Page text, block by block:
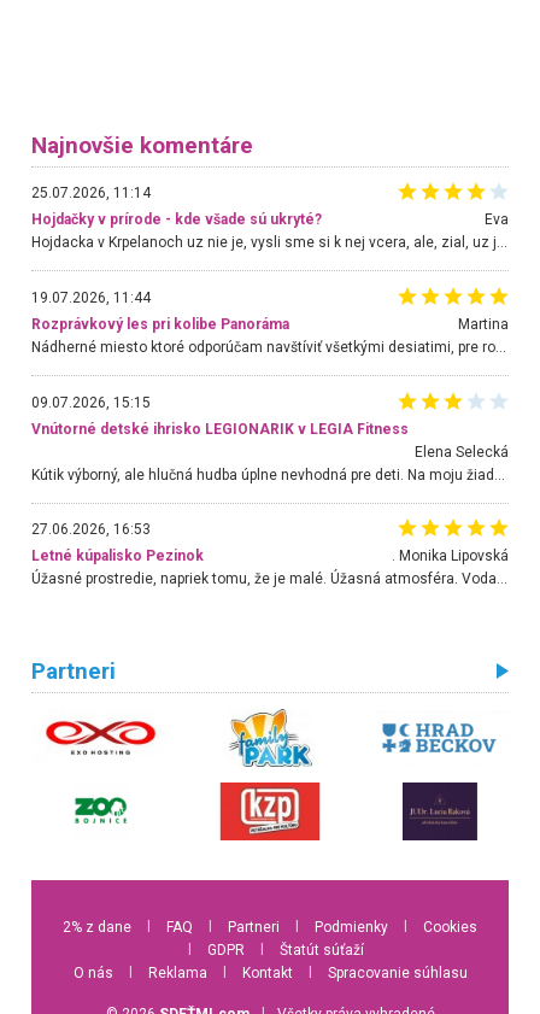
Najnovšie komentáre
25.07.2026, 11:14
Hojdačky v prírode - kde všade sú ukryté?
Eva
Hojdacka v Krpelanoch uz nie je, vysli sme si k nej vcera, ale, zial, uz je znicena. Ak sem planujete cestu len kvoli hojdacke, mozete si ju usetrit. Krasny vyhlad je tu vsak aj bez hojdacky :-)
19.07.2026, 11:44
Rozprávkový les pri kolibe Panoráma
Martina
Nádherné miesto ktoré odporúčam navštíviť všetkými desiatimi, pre rodiny s deťmi, dôchodcom... Proste a jednoducho ozaj rozprávkový les.. určite ešte prídeme. Odniesli sme si na pamiatku krásne tričká,
09.07.2026, 15:15
Vnútorné detské ihrisko LEGIONARIK v LEGIA Fitness
Elena Selecká
27.06.2026, 16:53
Letné kúpalisko Pezinok
. Monika Lipovská
Úžasné prostredie, napriek tomu, že je malé. Úžasná atmosféra. Voda fantastická a nádherná. Ľudí je pomerne veľa, ale su mili a ohľaduplní. Je veľmi zaujímavé sledovať, ako dokážu spolu športovať cudzí ľudia a bez ohľadu na vek. Vládne tu pohoda. Vnuka neviem dostať z vody. Ďakujem za krásny deň . Urcite sa sem vrátim. Jediný problém je s parkovaním, ale aj ten sa mi podarilo vyriešiť. Monika Bratislava
Partneri
2% z dane FAQ Partneri Podmienky
Cookies
GDPR
Štatút súťaží
O nás
Reklama Kontakt Spracovanie súhlasu